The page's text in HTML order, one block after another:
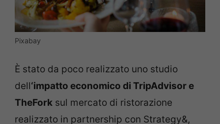
Pixabay
È stato da poco realizzato uno studio
dell‘impatto economico di TripAdvisor e
TheFork sul mercato di ristorazione
realizzato in partnership con Strategy&,